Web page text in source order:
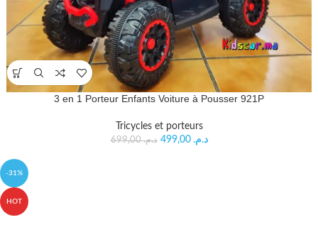
3 en 1 Porteur Enfants Voiture à Pousser 921P
Tricycles et porteurs
د.م.699,00 د.م. 499,00
-31%
HOT